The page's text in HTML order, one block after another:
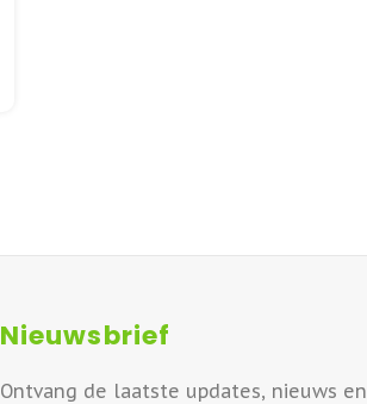
Nieuwsbrief
Ontvang de laatste updates, nieuws en